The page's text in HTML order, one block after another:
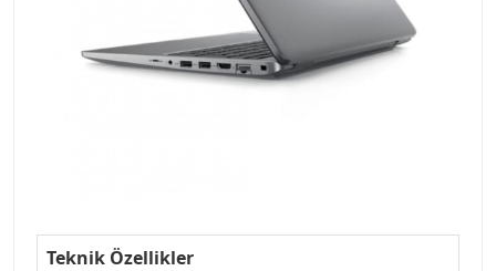
Teknik Özellikler